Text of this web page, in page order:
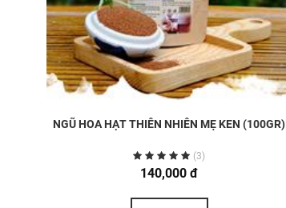
NGŨ HOA HẠT THIÊN NHIÊN MẸ KEN (100GR)
(3)
140,000 đ